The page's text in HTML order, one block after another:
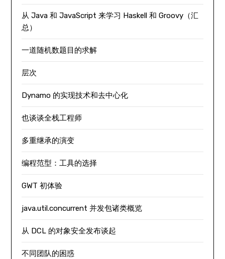
从 Java 和 JavaScript 来学习 Haskell 和 Groovy（汇
总）
一道随机数题目的求解
层次
Dynamo 的实现技术和去中心化
也谈谈全栈工程师
多重继承的演变
编程范型：工具的选择
GWT 初体验
java.util.concurrent 并发包诸类概览
从 DCL 的对象安全发布谈起
不同团队的困惑